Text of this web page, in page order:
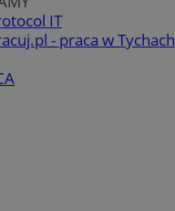
IT
- praca w Tychach